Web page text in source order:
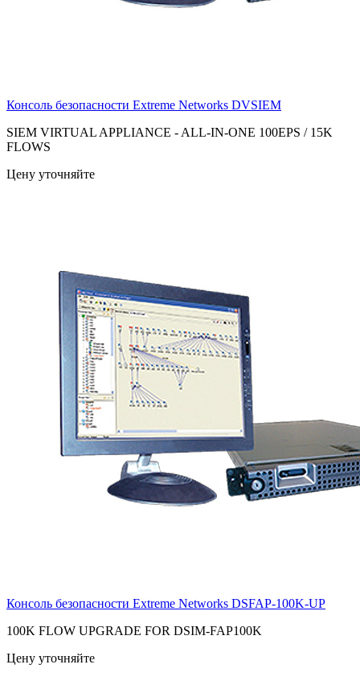
Консоль безопасности Extreme Networks DVSIEM
SIEM VIRTUAL APPLIANCE - ALL-IN-ONE 100EPS / 15K
FLOWS
Цену уточняйте
Консоль безопасности Extreme Networks DSFAP-100K-UP
100K FLOW UPGRADE FOR DSIM-FAP100K
Цену уточняйте